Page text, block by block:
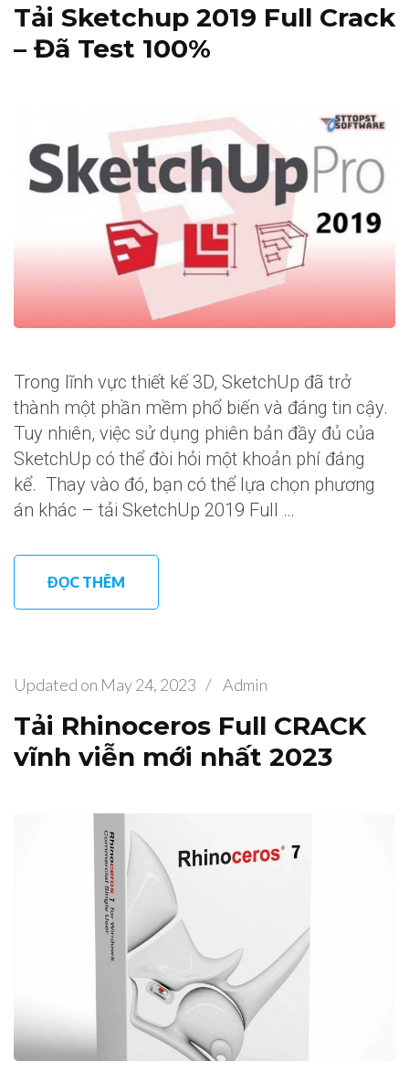
Tải Sketchup 2019 Full Crack
– Đã Test 100%
Trong lĩnh vực thiết kế 3D, SketchUp đã trở
thành một phần mềm phổ biến và đáng tin cậy.
Tuy nhiên, việc sử dụng phiên bản đầy đủ của
SketchUp có thể đòi hỏi một khoản phí đáng
kể. Thay vào đó, bạn có thể lựa chọn phương
án khác – tải SketchUp 2019 Full …
ĐỌC THÊM
Updated on May 24, 2023 / Admin
Tải Rhinoceros Full CRACK
vĩnh viễn mới nhất 2023